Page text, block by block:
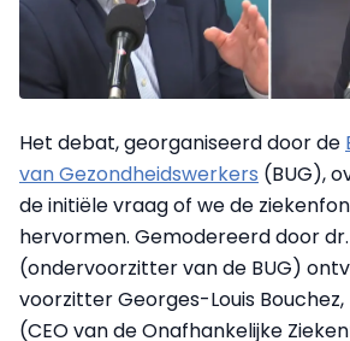
Het debat, georganiseerd door de
van Gezondheidswerkers (BUG),
de initiële vraag of we de
hervormen. Gemodereerd door
(ondervoorzitter van de BUG)
voorzitter Georges-Louis
(CEO van de Onafhankelijke